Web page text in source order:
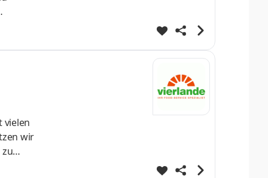
d)
der
Pflege
vielen
wir